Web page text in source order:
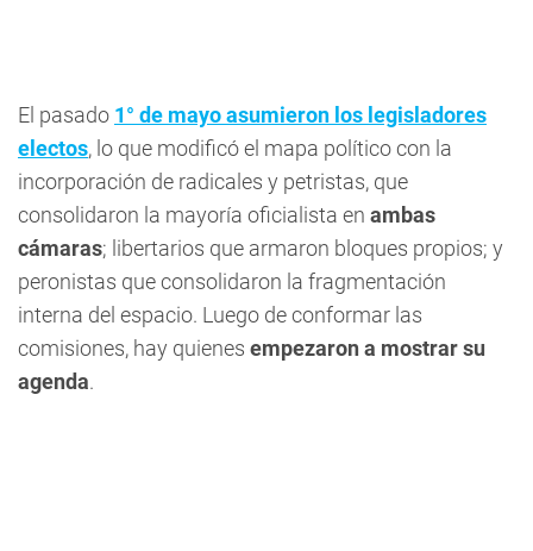
El pasado 1° de mayo asumieron los legisladores
electos, lo que modificó el mapa político con la
incorporación de radicales y petristas, que
consolidaron la mayoría oficialista en ambas
cámaras; libertarios que armaron bloques propios; y
peronistas que consolidaron la fragmentación
interna del espacio. Luego de conformar las
comisiones, hay quienes empezaron a mostrar su
agenda.